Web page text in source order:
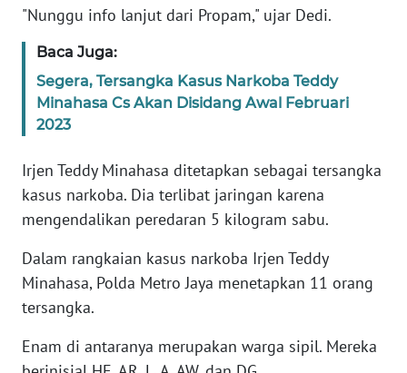
"Nunggu info lanjut dari Propam," ujar Dedi.
Baca Juga:
Segera, Tersangka Kasus Narkoba Teddy
Minahasa Cs Akan Disidang Awal Februari
2023
Irjen Teddy Minahasa ditetapkan sebagai tersangka
kasus narkoba. Dia terlibat jaringan karena
mengendalikan peredaran 5 kilogram sabu.
Dalam rangkaian kasus narkoba Irjen Teddy
Minahasa, Polda Metro Jaya menetapkan 11 orang
tersangka.
Enam di antaranya merupakan warga sipil. Mereka
KARIR
DISCLAIMER
Wahana
Regional
SUMUT
WN